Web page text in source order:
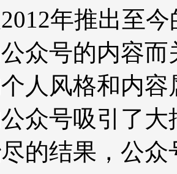
年推出至
众号的内容
人风格和内
众号吸引了
的结果，公